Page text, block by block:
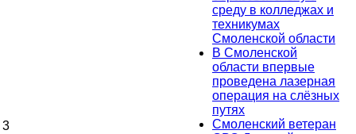
3
среду в колледжах и
техникумах
Смоленской области
В Смоленской
области впервые
проведена лазерная
операция на слёзных
путях
Смоленский ветеран